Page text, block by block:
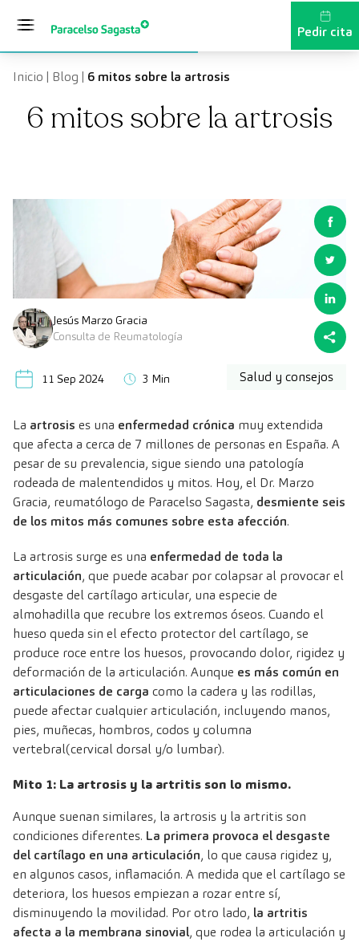
Pedir cita
Inicio | Blog | 6 mitos sobre la artrosis
6 mitos sobre la artrosis
Jesús Marzo Gracia
Consulta de Reumatología
11 Sep 2024 3 Min Salud y consejos
La artrosis es una enfermedad crónica muy extendida
que afecta a cerca de 7 millones de personas en España. A
pesar de su prevalencia, sigue siendo una patología
rodeada de malentendidos y mitos. Hoy, el Dr. Marzo
Gracia, reumatólogo de Paracelso Sagasta, desmiente seis
de los mitos más comunes sobre esta afección.
La artrosis surge es una enfermedad de toda la
articulación, que puede acabar por colapsar al provocar el
desgaste del cartílago articular, una especie de
almohadilla que recubre los extremos óseos. Cuando el
hueso queda sin el efecto protector del cartílago, se
produce roce entre los huesos, provocando dolor, rigidez y
deformación de la articulación. Aunque es más común en
articulaciones de carga como la cadera y las rodillas,
puede afectar cualquier articulación, incluyendo manos,
pies, muñecas, hombros, codos y columna
vertebral(cervical dorsal y/o lumbar).
Mito 1: La artrosis y la artritis son lo mismo.
Aunque suenan similares, la artrosis y la artritis son
condiciones diferentes. La primera provoca el desgaste
del cartílago en una articulación, lo que causa rigidez y,
en algunos casos, inflamación. A medida que el cartílago se
deteriora, los huesos empiezan a rozar entre sí,
disminuyendo la movilidad. Por otro lado, la artritis
afecta a la membrana sinovial, que rodea la articulación y